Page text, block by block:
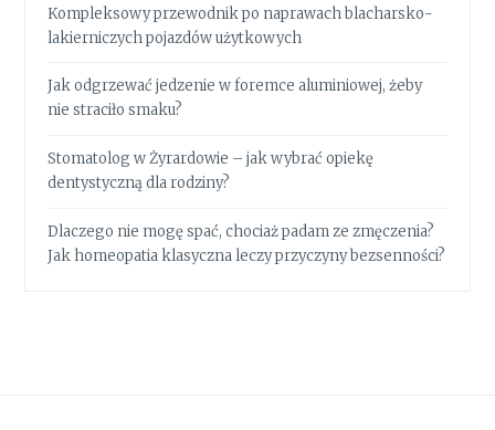
Kompleksowy przewodnik po naprawach blacharsko-
lakierniczych pojazdów użytkowych
Jak odgrzewać jedzenie w foremce aluminiowej, żeby
nie straciło smaku?
Stomatolog w Żyrardowie – jak wybrać opiekę
dentystyczną dla rodziny?
Dlaczego nie mogę spać, chociaż padam ze zmęczenia?
Jak homeopatia klasyczna leczy przyczyny bezsenności?